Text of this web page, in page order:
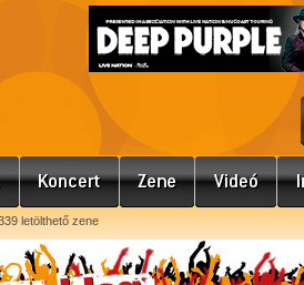
letölthető zene